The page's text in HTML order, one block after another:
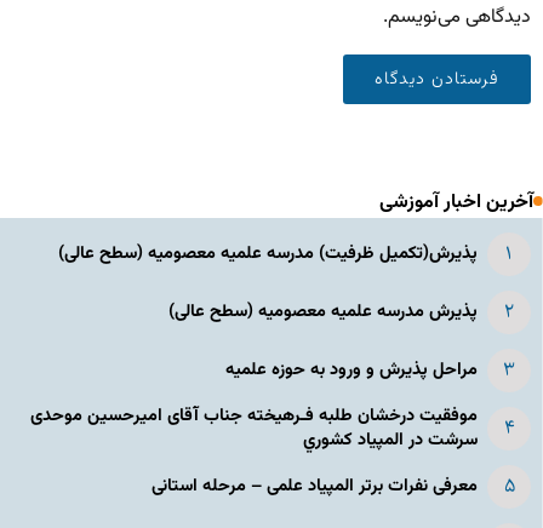
دیدگاهی می‌نویسم.
آخرین اخبار آموزشی
پذیرش(تکمیل ظرفیت) مدرسه علمیه معصومیه‌ (سطح عالی)
پذیرش مدرسه علمیه معصومیه‌ (سطح عالی)
مراحل پذیرش و ورود به حوزه علمیه
موفقیت درخشان طلبه فـرهیخته جناب آقای امیرحسین موحدی
سرشت در المپياد كشوري
معرفی نفرات برتر المپیاد علمی – مرحله استانی